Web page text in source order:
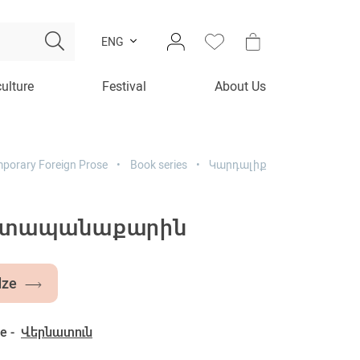
ENG
Festival About Us
Foreign Prose Book series Կարդալիք
տապանաքարին
- Վերնատուն